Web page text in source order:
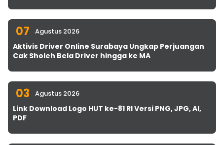
07 Agustus 2026
Aktivis Driver Online Surabaya Ungkap Perjuangan
Cak Sholeh Bela Driver hingga ke MA
03 Agustus 2026
Link Download Logo HUT ke-81 RI Versi PNG, JPG, AI,
PDF